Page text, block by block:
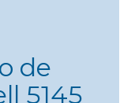
de
5145